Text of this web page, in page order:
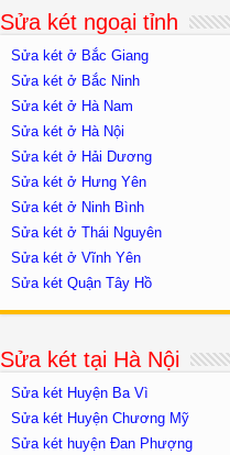
Sửa két ngoại tỉnh
Sửa két ở Bắc Giang
Sửa két ở Bắc Ninh
Sửa két ở Hà Nam
Sửa két ở Hà Nội
Sửa két ở Hải Dương
Sửa két ở Hưng Yên
Sửa két ở Ninh Bình
Sửa két ở Thái Nguyên
Sửa két ở Vĩnh Yên
Sửa két Quận Tây Hồ
Sửa két tại Hà Nội
Sửa két Huyện Ba Vì
Sửa két Huyện Chương Mỹ
Sửa két huyện Đan Phượng